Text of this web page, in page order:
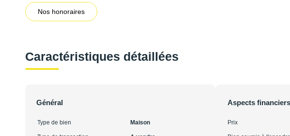
Nos honoraires
Caractéristiques détaillées
Général
Type de bien Maison
Aspects financiers
Prix